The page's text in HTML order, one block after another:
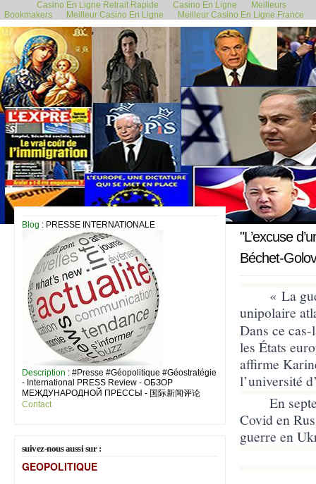
Casino En Ligne Retrait Rapide Casino En Ligne
Meilleurs
Bookmakers
Meilleur Casino En Ligne Meilleur Casino En Ligne France
Blog : PRESSE INTERNATIONALE
Description : #Presse #Géopolitique #Géostratégie
- International PRESS Review - ОБЗОР
МЕЖДУНАРОДНОЙ ПРЕССЫ - 国际新闻评论
Contact
suivez-nous aussi sur :
GEOPOLITIQUE
8 mars 2022
"L’excuse
Béchet-
« La
unipolaire
Dans ce
les États
affirme
l’université
En
Covid en
guerre en